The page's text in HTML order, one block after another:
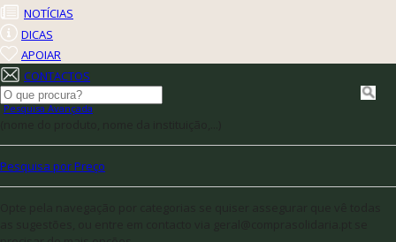
NOTÍCIAS
DICAS
APOIAR
CONTACTOS
Pesquisa Avançada
Pesquisa por Preço